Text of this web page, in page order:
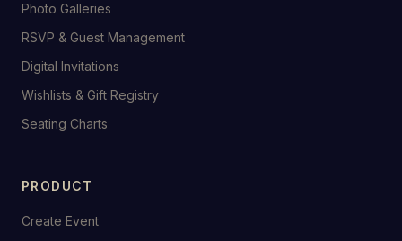
Photo Galleries
RSVP & Guest Management
Digital Invitations
Wishlists & Gift Registry
Seating Charts
PRODUCT
Create Event